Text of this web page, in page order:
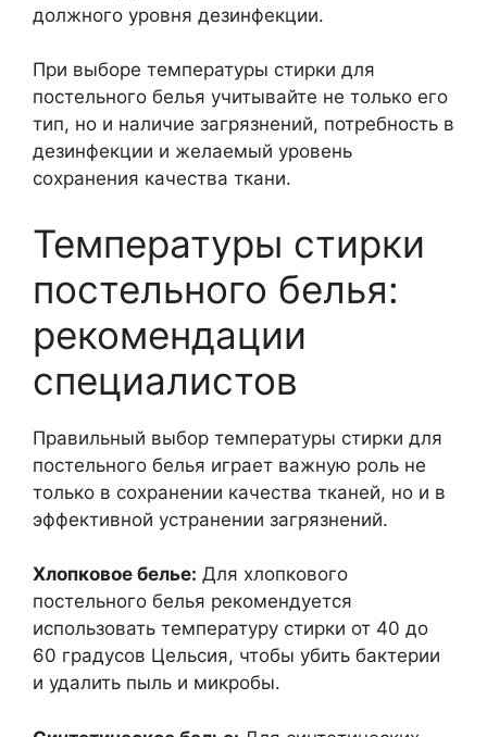
должного уровня дезинфекции.
При выборе температуры стирки для
постельного белья учитывайте не только его
тип, но и наличие загрязнений, потребность в
дезинфекции и желаемый уровень
сохранения качества ткани.
Температуры стирки
постельного белья:
рекомендации
специалистов
Правильный выбор температуры стирки для
постельного белья играет важную роль не
только в сохранении качества тканей, но и в
эффективной устранении загрязнений.
Хлопковое белье: Для хлопкового
постельного белья рекомендуется
использовать температуру стирки от 40 до
60 градусов Цельсия, чтобы убить бактерии
и удалить пыль и микробы.